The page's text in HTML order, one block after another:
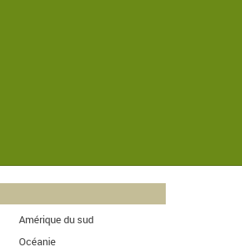
Amérique du sud
Océanie